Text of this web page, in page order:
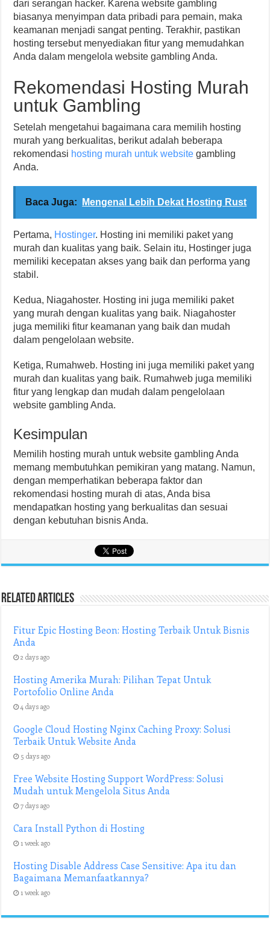
dari serangan hacker. Karena website gambling
biasanya menyimpan data pribadi para pemain, maka
keamanan menjadi sangat penting. Terakhir, pastikan
hosting tersebut menyediakan fitur yang memudahkan
Anda dalam mengelola website gambling Anda.
Rekomendasi Hosting Murah
untuk Gambling
Setelah mengetahui bagaimana cara memilih hosting
murah yang berkualitas, berikut adalah beberapa
rekomendasi hosting murah untuk website gambling
Anda.
Baca Juga: Mengenal Lebih Dekat Hosting Rust
Pertama, Hostinger. Hosting ini memiliki paket yang
murah dan kualitas yang baik. Selain itu, Hostinger juga
memiliki kecepatan akses yang baik dan performa yang
stabil.
Kedua, Niagahoster. Hosting ini juga memiliki paket
yang murah dengan kualitas yang baik. Niagahoster
juga memiliki fitur keamanan yang baik dan mudah
dalam pengelolaan website.
Ketiga, Rumahweb. Hosting ini juga memiliki paket yang
murah dan kualitas yang baik. Rumahweb juga memiliki
fitur yang lengkap dan mudah dalam pengelolaan
website gambling Anda.
Kesimpulan
Memilih hosting murah untuk website gambling Anda
memang membutuhkan pemikiran yang matang. Namun,
dengan memperhatikan beberapa faktor dan
rekomendasi hosting murah di atas, Anda bisa
mendapatkan hosting yang berkualitas dan sesuai
dengan kebutuhan bisnis Anda.
Related Articles
Fitur Epic Hosting Beon: Hosting Terbaik Untuk Bisnis
Anda
2 days ago
Hosting Amerika Murah: Pilihan Tepat Untuk
Portofolio Online Anda
4 days ago
Google Cloud Hosting Nginx Caching Proxy: Solusi
Terbaik Untuk Website Anda
5 days ago
Free Website Hosting Support WordPress: Solusi
Mudah untuk Mengelola Situs Anda
7 days ago
Cara Install Python di Hosting
1 week ago
Hosting Disable Address Case Sensitive: Apa itu dan
Bagaimana Memanfaatkannya?
1 week ago